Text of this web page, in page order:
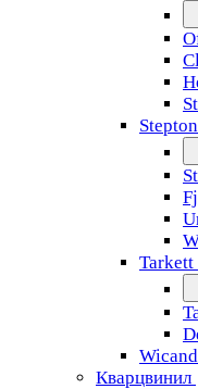
Stepton
Tarkett
Кварцвинил